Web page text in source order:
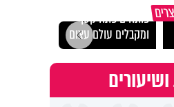
פותחים פתח קטן -
ומקבלים עולם עצום